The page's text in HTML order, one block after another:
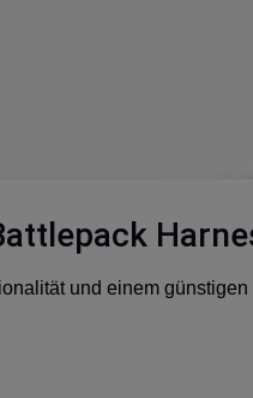
und einem günstigen